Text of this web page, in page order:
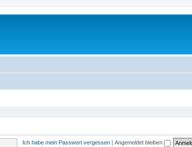
Ich habe mein Passwort vergessen | Angemeldet bleiben